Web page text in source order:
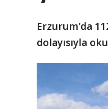
Erzurum'da
dolayısıyla